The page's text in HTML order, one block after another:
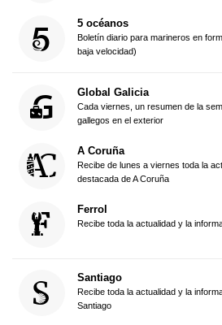
5 océanos
Boletín diario para marineros en
baja velocidad)
Global Galicia
Cada viernes, un resumen de la
gallegos en el exterior
A Coruña
Recibe de lunes a viernes toda la
destacada de A Coruña
Ferrol
Recibe toda la actualidad y la
Santiago
Recibe toda la actualidad y la
Santiago